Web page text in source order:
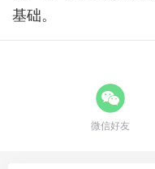
基础。
微信好友